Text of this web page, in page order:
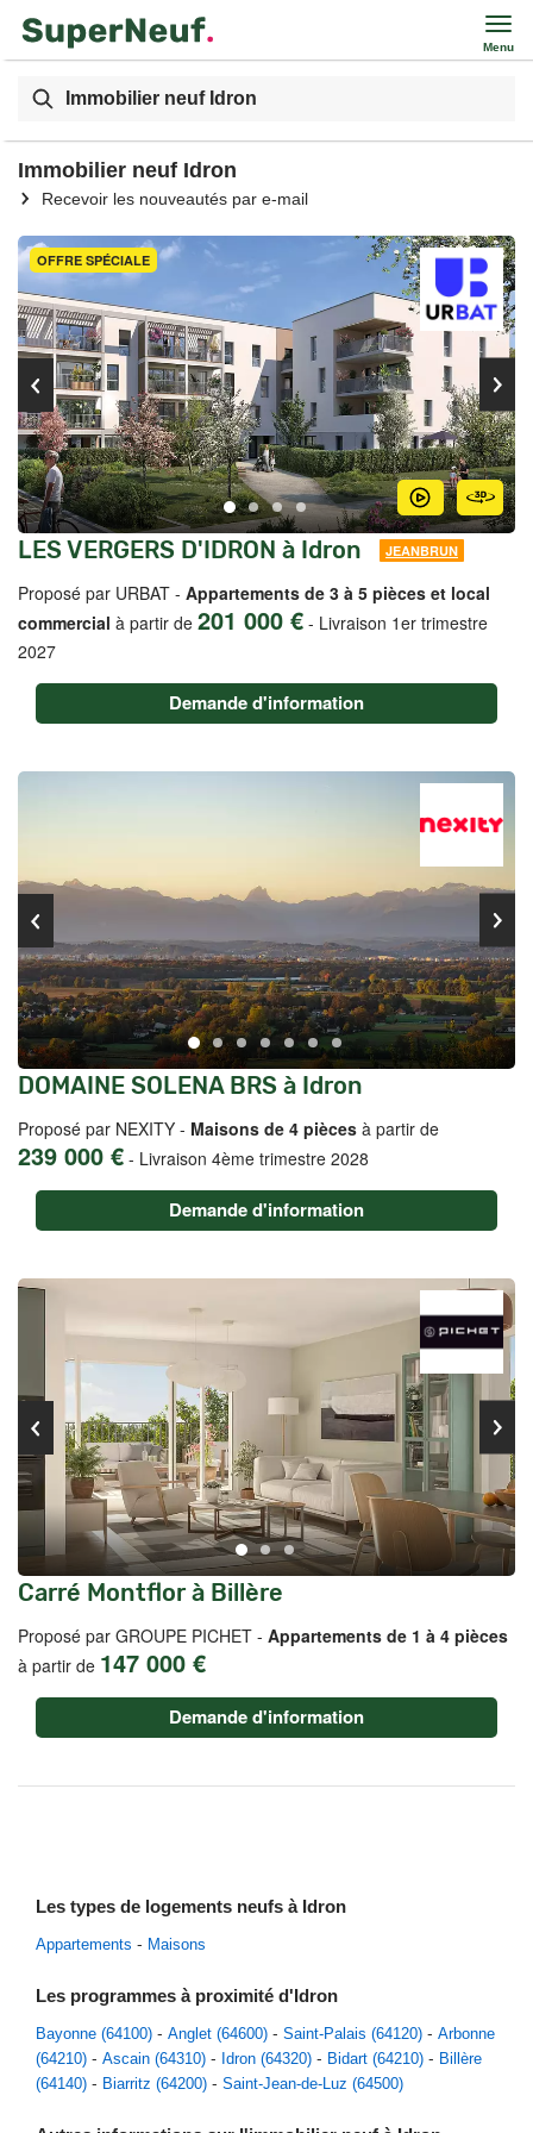
Menu
Immobilier neuf Idron
Immobilier neuf Idron
Recevoir les nouveautés par e-mail
OFFRE SPÉCIALE
LES VERGERS D'IDRON à Idron JEANBRUN
Proposé par URBAT - Appartements de 3 à 5 pièces et local
commercial à partir de 201 000 € - Livraison 1er trimestre
2027
Demande d'information
DOMAINE SOLENA BRS à Idron
Proposé par NEXITY - Maisons de 4 pièces à partir de
239 000 € - Livraison 4ème trimestre 2028
Demande d'information
Carré Montflor à Billère
Proposé par GROUPE PICHET - Appartements de 1 à 4 pièces
à partir de 147 000 €
Demande d'information
Les types de logements neufs à Idron
Appartements Maisons
Les programmes à proximité d'Idron
Bayonne (64100) Anglet (64600) Saint-Palais (64120)
Arbonne
(64210)
Ascain (64310) Idron (64320) Bidart (64210)
Billère
(64140)
Biarritz (64200) Saint-Jean-de-Luz (64500)